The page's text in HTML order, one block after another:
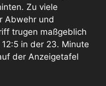
Zu viele
Abwehr und
trugen maßgeblich
in der 23. Minute
der Anzeigetafel